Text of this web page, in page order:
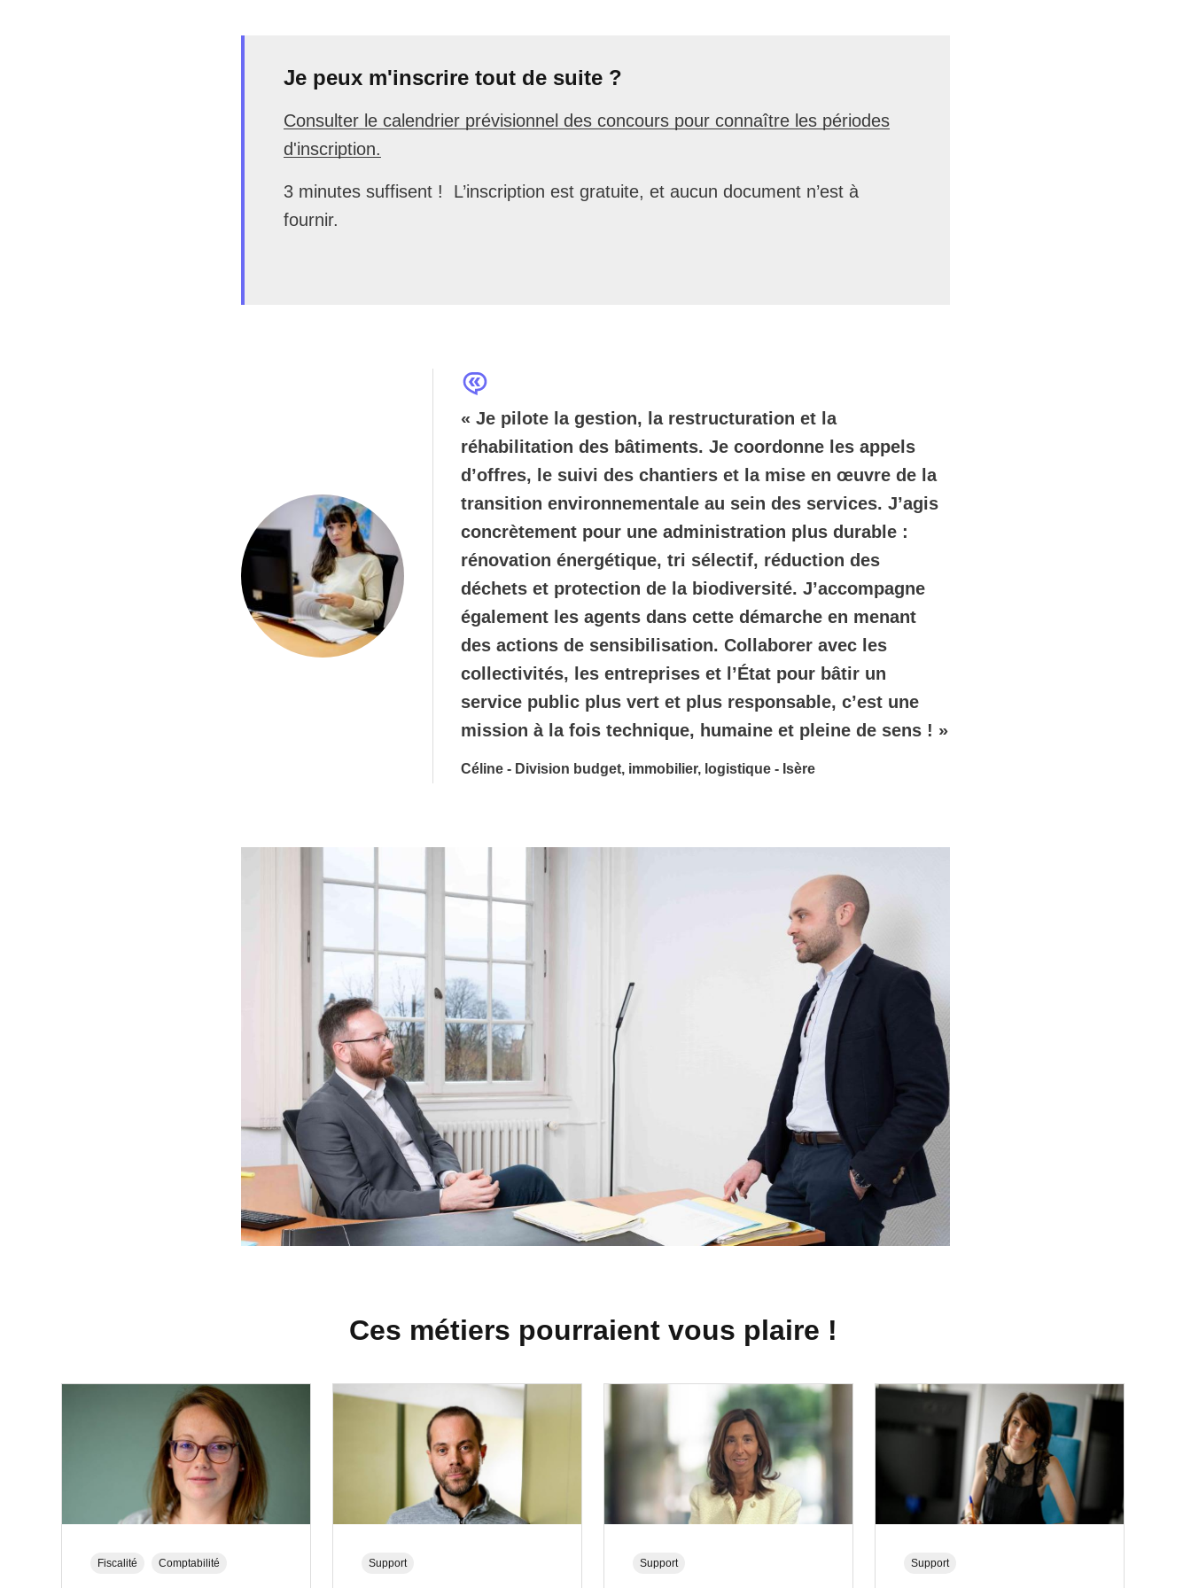
Je peux m'inscrire tout de suite ?
Consulter le calendrier prévisionnel des concours pour connaître les périodes
d'inscription.
3 minutes suffisent ! L’inscription est gratuite, et aucun document n’est à
fournir.
« Je pilote la gestion, la restructuration et la
réhabilitation des bâtiments. Je coordonne les appels
d’offres, le suivi des chantiers et la mise en œuvre de la
transition environnementale au sein des services. J’agis
concrètement pour une administration plus durable :
rénovation énergétique, tri sélectif, réduction des
déchets et protection de la biodiversité. J’accompagne
également les agents dans cette démarche en menant
des actions de sensibilisation. Collaborer avec les
collectivités, les entreprises et l’État pour bâtir un
service public plus vert et plus responsable, c’est une
mission à la fois technique, humaine et pleine de sens ! »
Céline - Division budget, immobilier, logistique - Isère
Ces métiers pourraient vous plaire !
Fiscalité Comptabilité Support Support Support